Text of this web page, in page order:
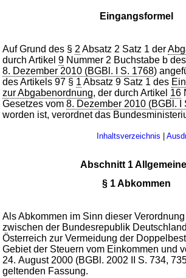
Eingangsformel
Auf Grund des § 2 Absatz 2 Satz 1 der
durch Artikel9 Nummer 2 Buchstabe b
8. Dezember 2010 (BGBl. I S. 1768)
des Artikels 97 § 1 Absatz 9 Satz 1 des
zur Abgabenordnung, der durch Artikel 16
Gesetzes vom8. Dezember 2010 (BGBl. I
worden ist, verordnet das
Inhaltsverzeichnis |
Abschnitt 1
§ 1 Abkommen
Als Abkommen im Sinn dieser
zwischen der Bundesrepublik
Österreich zur Vermeidung der
Gebiet der Steuern vom Einkommen und
24. August 2000 (BGBl. 2002 II S. 734,
geltenden Fassung.